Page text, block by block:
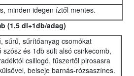
minden idegen íztől mentes.
(1,5 dl+1db/adag)
sűrű, sűrítőanyag csomókat
szósz és 1db sült alsó csirkecomb,
csillogó, fűszertől pirosasra
belseje barnás-rózsaszínes.